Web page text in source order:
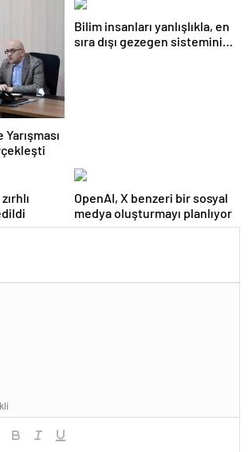
Yarışması
Bilim insanları yanlışlıkla, en
sıra dışı gezegen sistemini
OpenAI, X benzeri bir sosyal
medya oluşturmayı planlıyor